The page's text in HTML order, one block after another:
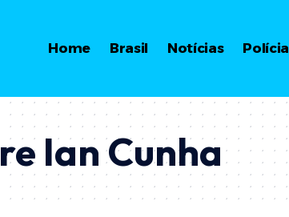
Home Brasil Notícias Polícia
Ian Cunha